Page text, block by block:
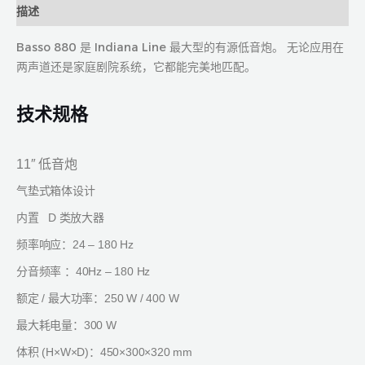
描述
Basso 880 是 Indiana Line 最大型的有源低音炮。 无论应用在
两声道还是家庭剧院系统，它都能完美地匹配。
技术规格
11″低音炮
气垫式箱体设计
内置 D 类放大器
频率响应： 24 – 180 Hz
分音频率 ： 40Hz – 180 Hz
额定 / 最大功率： 250 W / 400 W
最大耗电量： 300 W
体积 (H×W×D) ： 450×300×320 mm